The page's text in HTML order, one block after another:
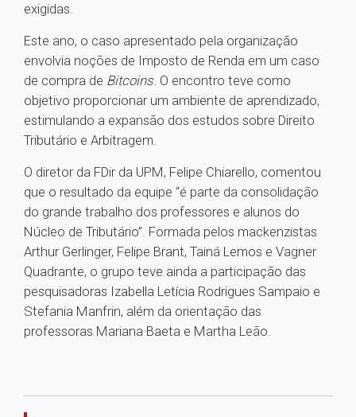
exigidas.
Este ano, o caso apresentado pela organização
envolvia noções de Imposto de Renda em um caso
de compra de Bitcoins. O encontro teve como
objetivo proporcionar um ambiente de aprendizado,
estimulando a expansão dos estudos sobre Direito
Tributário e Arbitragem.
O diretor da FDir da UPM, Felipe Chiarello, comentou
que o resultado da equipe “é parte da consolidação
do grande trabalho dos professores e alunos do
Núcleo de Tributário”. Formada pelos mackenzistas
Arthur Gerlinger, Felipe Brant, Tainá Lemos e Vagner
Quadrante, o grupo teve ainda a participação das
pesquisadoras Izabella Letícia Rodrigues Sampaio e
Stefania Manfrin, além da orientação das
professoras Mariana Baeta e Martha Leão.